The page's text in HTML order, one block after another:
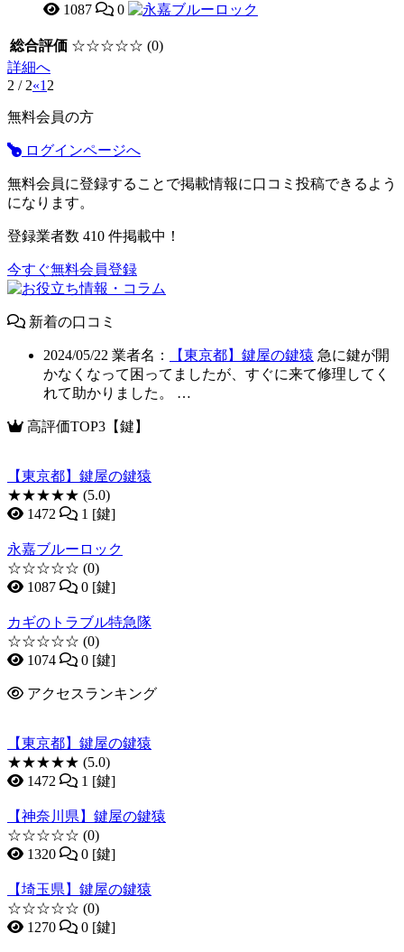
1087 0
総合評価 ☆☆☆☆☆ (0)
詳細へ
2 / 2«1 2
無料会員の方
ログインページへ
無料会員に登録することで掲載情報に口コミ投稿できるよう
になります。
登録業者数 410 件掲載中！
今すぐ無料会員登録
新着の口コミ
2024/05/22 業者名： 【東京都】鍵屋の鍵猿 急に鍵が開
かなくなって困ってましたが、すぐに来て修理してく
れて助かりました。 …
高評価TOP3【鍵】
【東京都】鍵屋の鍵猿
★★★★★ (5.0)
1472
1 [鍵]
永嘉ブルーロック
☆☆☆☆☆ (0)
1087
0 [鍵]
カギのトラブル特急隊
☆☆☆☆☆ (0)
1074
0 [鍵]
アクセスランキング
【東京都】鍵屋の鍵猿
★★★★★ (5.0)
1472
1 [鍵]
【神奈川県】鍵屋の鍵猿
☆☆☆☆☆ (0)
1320
0 [鍵]
【埼玉県】鍵屋の鍵猿
☆☆☆☆☆ (0)
1270
0 [鍵]